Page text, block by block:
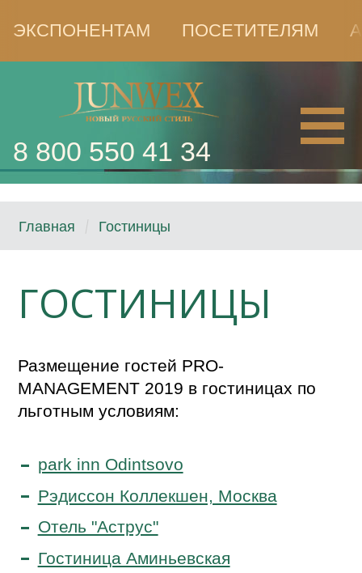
ЭКСПОНЕНТАМ ПОСЕТИТЕЛЯМ
8 800 550 41 34
Главная Гостиницы
ГОСТИНИЦЫ
Размещение гостей PRO-
MANAGEMENT 2019 в гостиницах по
льготным условиям:
park inn Odintsovo
Рэдиссон Коллекшен, Москва
Отель "Аструс"
Гостиница Аминьевская